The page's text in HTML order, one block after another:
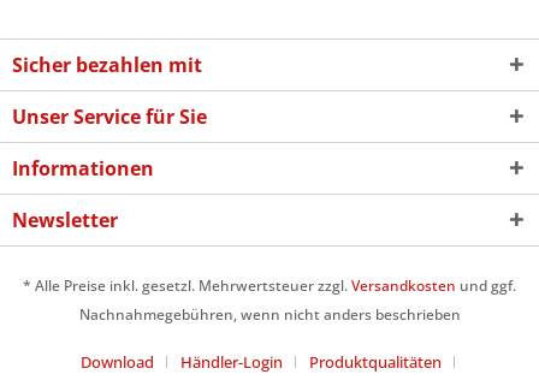
Sicher bezahlen mit
Unser Service für Sie
Informationen
Newsletter
* Alle Preise inkl. gesetzl. Mehrwertsteuer zzgl.Versandkosten und ggf.
Nachnahmegebühren, wenn nicht anders beschrieben
Download Händler-Login Produktqualitäten